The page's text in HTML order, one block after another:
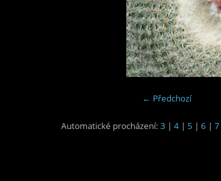
← Předchozí
Automatické procházení: 3 | 4 | 5 | 6 | 7